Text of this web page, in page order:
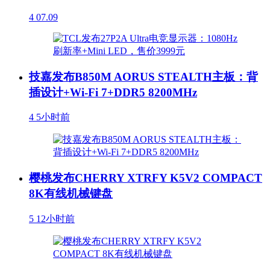
4 07.09
技嘉发布B850M AORUS STEALTH主板：背
插设计+Wi-Fi 7+DDR5 8200MHz
4 5小时前
樱桃发布CHERRY XTRFY K5V2 COMPACT
8K有线机械键盘
5 12小时前